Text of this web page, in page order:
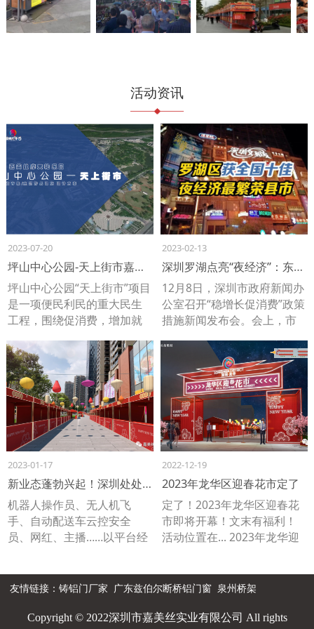
活动资讯
2023-07-20
坪山中心公园-天上街市嘉美丝摩天轮乐园
坪山中心公园“天上街市”项目
是一项便民利民的重大民生
工程，围绕促消费，增加就
园档次和影响力，在全市打
造标杆品牌的方向而努力。
项目融合餐饮、文化、旅
游、体育、游乐场等生活服
务消费，政府牵头主导，企
业运营投入，通过“放管服”来
提升生存竞争力。通过企业
完善和科学的管理，能保障
产业健康发展；在政企通力
合作的前提下，最终目标是
把坪山公园打造成“创新坪
山，未来之城”的有坪山特色
的全国示范性公园。
2023-02-13
深圳罗湖点亮“夜经济”：东门老街夜市烟火气十足
12月8日，深圳市政府新闻办
公室召开“稳增长促消费”政策
措施新闻发布会。会上，市
市有关部门正在陆续出台一
批政策，帮助中小企业和个
体户尽快恢复生产经营。据
悉，2022年12月8日至2023
年3月1日，罗湖区将举办新
年时尚街区消费节，以进一
步激发市场活力，释放消费
潜力。罗湖区支持此次活动
高达1亿元，包括6000万元购
车补贴和2000万元优惠券。
2023-01-17
新业态蓬勃兴起！深圳处处有新岗位 到处是新机会
机器人操作员、无人机飞
手、自动配送车云控安全
员、网红、主播……以平台经
业，从而涌现大量新就业群
经济、后备箱经济等新经济
2022-12-19
2023年龙华区迎春花市定了
定了！2023年龙华区迎春花
市即将开幕！文末有福利！
活动位置在... 2023年龙华迎
哟！
友情链接：铸铝门厂家 广东兹伯尔断桥铝门窗 泉州桥架
Copyright © 2022深圳市嘉美丝实业有限公司 All rights